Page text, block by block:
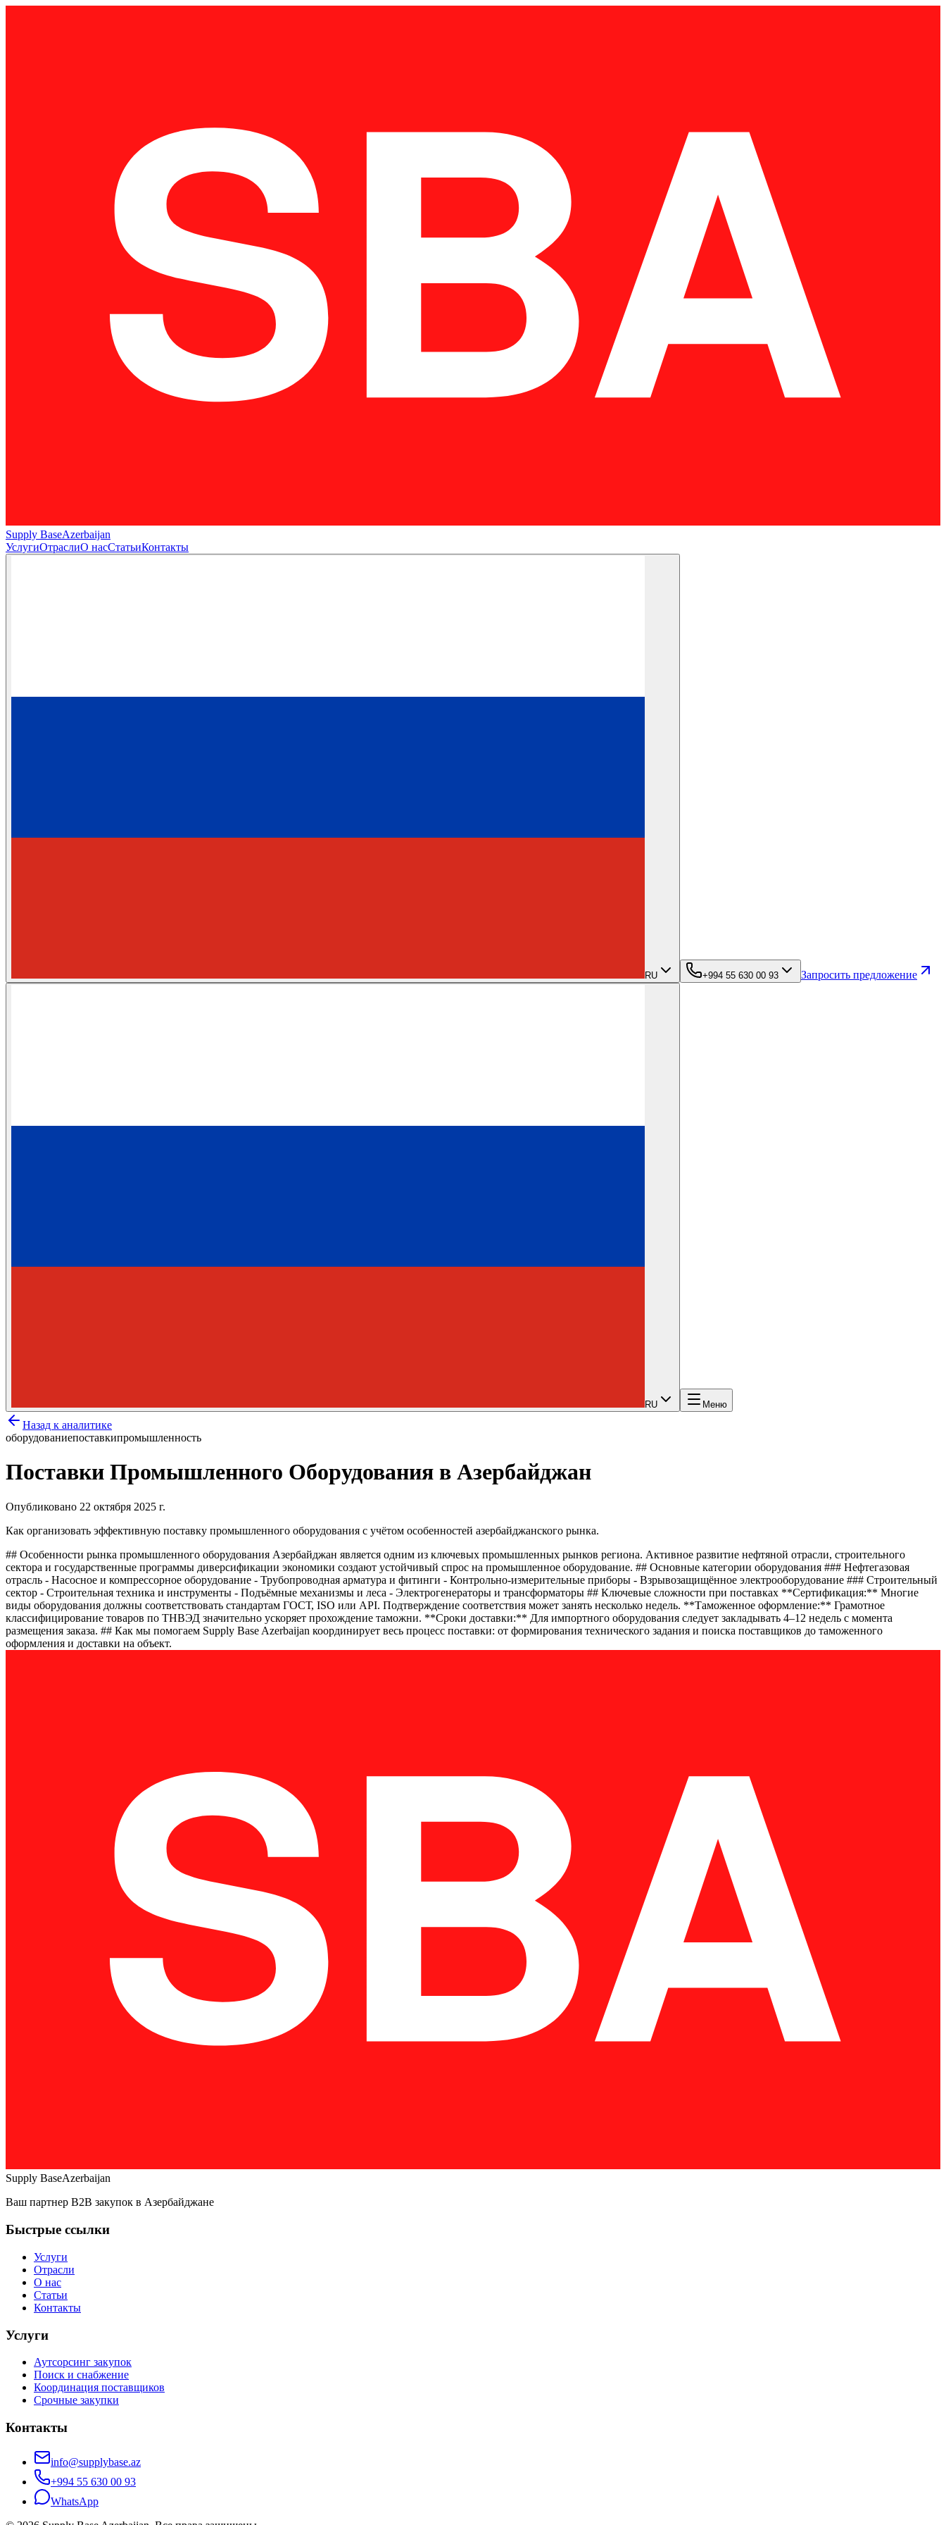
Supply BaseAzerbaijan
УслугиОтраслиО насСтатьиКонтакты
RU +994 55 630 00 93 Запросить предложение
RU Меню
Назад к аналитике
оборудованиепоставкипромышленность
Поставки Промышленного Оборудования в Азербайджан
Опубликовано 22 октября 2025 г.
Как организовать эффективную поставку промышленного оборудования с учётом особенностей азербайджанского рынка.
## Особенности рынка промышленного оборудования Азербайджан является одним из ключевых промышленных рынков региона. Активное развитие нефтяной отрасли, строительного
сектора и государственные программы диверсификации экономики создают устойчивый спрос на промышленное оборудование. ## Основные категории оборудования ### Нефтегазовая
отрасль - Насосное и компрессорное оборудование - Трубопроводная арматура и фитинги - Контрольно-измерительные приборы - Взрывозащищённое электрооборудование ### Строительный
сектор - Строительная техника и инструменты - Подъёмные механизмы и леса - Электрогенераторы и трансформаторы ## Ключевые сложности при поставках **Сертификация:** Многие
виды оборудования должны соответствовать стандартам ГОСТ, ISO или API. Подтверждение соответствия может занять несколько недель. **Таможенное оформление:** Грамотное
классифицирование товаров по ТНВЭД значительно ускоряет прохождение таможни. **Сроки доставки:** Для импортного оборудования следует закладывать 4–12 недель с момента
размещения заказа. ## Как мы помогаем Supply Base Azerbaijan координирует весь процесс поставки: от формирования технического задания и поиска поставщиков до таможенного
оформления и доставки на объект.
Supply BaseAzerbaijan
Ваш партнер B2B закупок в Азербайджане
Быстрые ссылки
Услуги
Отрасли
О нас
Статьи
Контакты
Услуги
Аутсорсинг закупок
Поиск и снабжение
Координация поставщиков
Срочные закупки
Контакты
info@supplybase.az
+994 55 630 00 93
WhatsApp